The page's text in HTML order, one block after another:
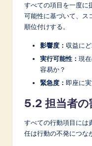
すべての項目を一度に
可能性に基づいて、ス
順位付けする。
影響度： 収益に
実行可能性： 現
容易か？
緊急度： 即座に
5.2 担当者の
すべての行動項目には
任は行動の不発につな